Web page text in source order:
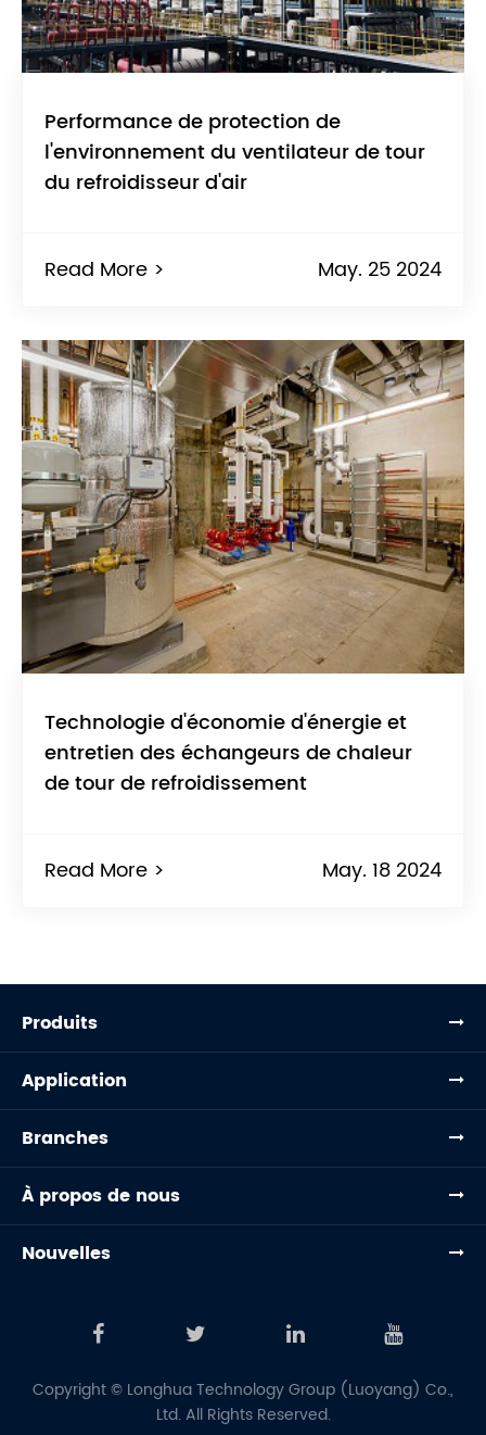
Performance de protection de
l'environnement du ventilateur de tour
du refroidisseur d'air
Read More > May. 25 2024
Technologie d'économie d'énergie et
entretien des échangeurs de chaleur
de tour de refroidissement
Read More > May. 18 2024
Produits
Application
Branches
À propos de nous
Nouvelles
Copyright © Longhua Technology Group (Luoyang) Co.,
Ltd.All Rights Reserved.